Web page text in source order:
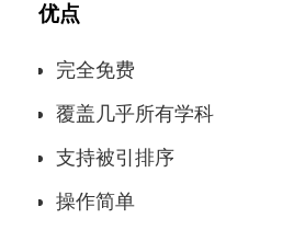
优点
完全免费
覆盖几乎所有学科
支持被引排序
操作简单